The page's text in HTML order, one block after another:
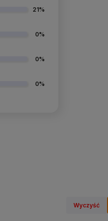
21%
0%
0%
0%
Wyczyść